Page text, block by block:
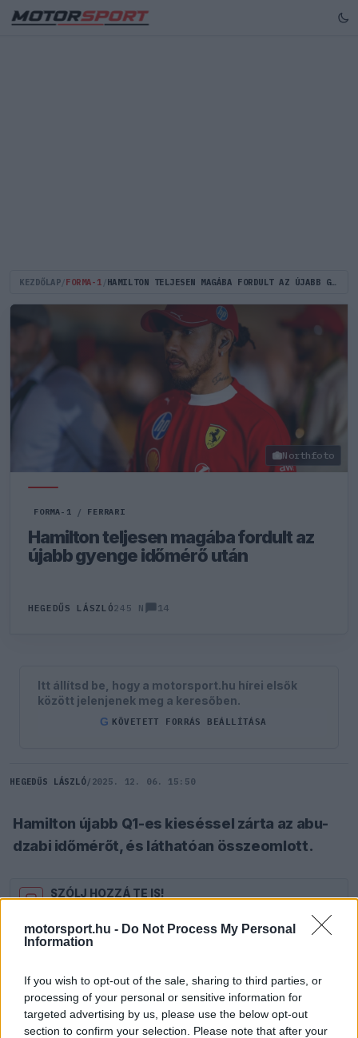
motorsport.hu - Do Not Process My Personal
Information
If you wish to opt-out of the sale, sharing to third parties, or
processing of your personal or sensitive information for
targeted advertising by us, please use the below opt-out
section to confirm your selection. Please note that after your
KEZDŐLAP FORMA-1 HAMILTON TELJESEN MAGÁBA FORDULT AZ ÚJABB GYENGE IDŐMÉRŐ UTÁN
Northfoto
FORMA-1 / FERRARI
Hamilton teljesen magába fordult az
újabb gyenge időmérő után
HEGEDŰS LÁSZLÓ245 N 14
Itt állítsd be, hogy a motorsport.hu hírei elsők
között jelenjenek meg a keresőben.
G KÖVETETT FORRÁS BEÁLLÍTÁSA
HEGEDŰS LÁSZLÓ/ 2025. 12. 06. 15:50
Hamilton újabb Q1-es kieséssel zárta az abu-
dzabi időmérőt, és láthatóan összeomlott.
SZÓLJ HOZZÁ TE IS!
jutott az abu-dzabi időmérőn, ugyanis Lewis
Hamiltonzsinórban harmadszor esett ki már Q1-
ben, amióta ezzel formátummal megy az időmérő